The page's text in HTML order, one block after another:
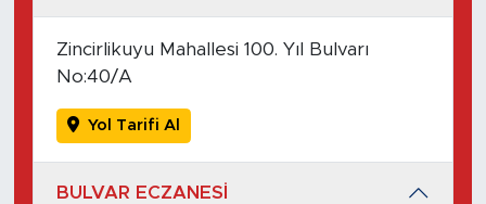
Zincirlikuyu Mahallesi 100. Yıl Bulvarı
No:40/A
Yol Tarifi Al
BULVAR ECZANESİ